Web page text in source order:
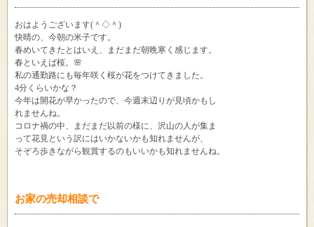
おはようございます(＾◇＾)
快晴の、今朝の米子です。
春めいてきたとはいえ、まだまだ朝晩寒く感じます。
春といえば桜。🌸
私の通勤路にも毎年咲く桜が花をつけてきました。
4分くらいかな？
今年は開花が早かったので、今週末辺りが見頃かもし
れませんね。
コロナ禍の中、まだまだ以前の様に、沢山の人が集ま
って花見という訳にはいかないかも知れませんが、
そぞろ歩きながら観賞するのもいいかも知れませんね。
お家の売却相談で